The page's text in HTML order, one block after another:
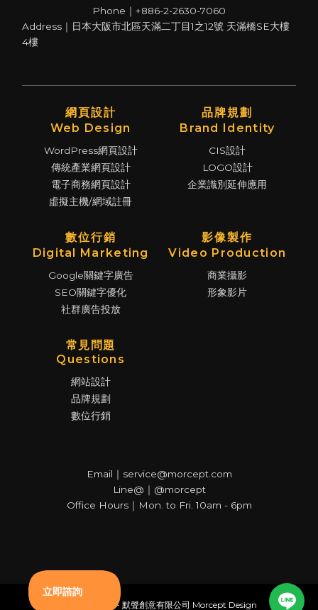
Phone｜+886-2-2630-7060
Address｜日本大阪市北區天滿二丁目1之12號 天滿橋SE大樓
4樓
網頁設計
Web Design
WordPress網頁設計
傳統產業網頁設計
電子商務網頁設計
虛擬主機/網域註冊
品牌規劃
Brand Identity
CIS設計
LOGO設計
企業識別延伸應用
數位行銷
Digital Marketing
Google關鍵字廣告
SEO關鍵字優化
社群廣告投放
影像製作
Video Production
商業攝影
形象影片
常見問題
Questions
網站設計
品牌規劃
數位行銷
Email｜service@morcept.com
Line@｜@morcept
Office Hours｜Mon. to Fri. 10am - 6pm
© Copyright - 默聲創意有限公司 Morcept Design